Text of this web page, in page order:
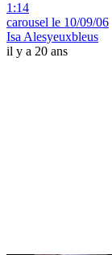
1:14
carousel le 10/09/06
Isa Alesyeuxbleus
il y a 20 ans